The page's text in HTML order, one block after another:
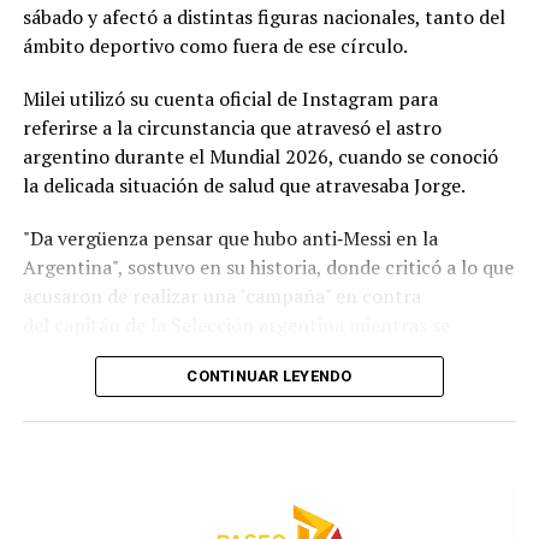
Remuneración por ocupación
El relevamiento aporta información sobre lossalarios
de referenciaen cada país para distintos roles
laborales:
Operario industrial:
1.500.000 pesos argentinos;
27.000 pesos uruguayos; y 600.000 pesos
chilenos.
argentinos; 35.000 pesos uruguayos; y 590.300
pesos chilenos.
Programador Junior:1.800.000 pesos
Al respecto, el informe aclara que estos valores son de
sábado y afectó a distintas figuras nacionales, tanto del
ámbito deportivo como fuera de ese círculo.
Milei utilizó su cuenta oficial de Instagram para
referirse a la circunstancia que atravesó el astro
argentino durante el Mundial 2026, cuando se conoció
la delicada situación de salud que atravesaba Jorge.
"Da vergüenza pensar que hubo anti‑Messi en la
Argentina", sostuvo en su historia, donde criticó a lo que
acusaron de realizar una "campaña" en contra
disputaba la máxima competición del fútbol.
CONTINUAR LEYENDO